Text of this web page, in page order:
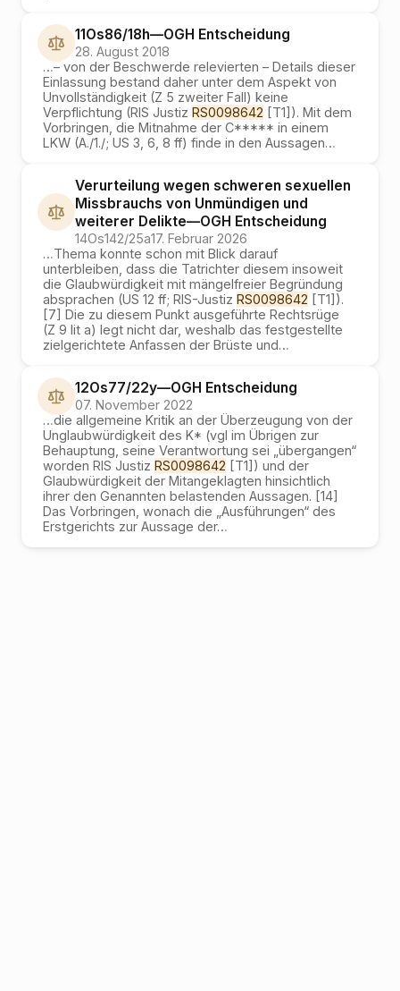
11Os86/18h—OGH Entscheidung
28. August 2018
…– von der Beschwerde relevierten – Details dieser
Einlassung bestand daher unter dem Aspekt von
Unvollständigkeit (Z 5 zweiter Fall) keine
Verpflichtung (RIS Justiz RS0098642 [T1]). Mit dem
Vorbringen, die Mitnahme der C***** in einem
LKW (A./1./; US 3, 6, 8 ff) finde in den Aussagen…
Verurteilung wegen schweren sexuellen
Missbrauchs von Unmündigen und
weiterer Delikte—OGH Entscheidung
14Os142/25a17. Februar 2026
…Thema konnte schon mit Blick darauf
unterbleiben, dass die Tatrichter diesem insoweit
die Glaubwürdigkeit mit mängelfreier Begründung
absprachen (US 12 ff; RIS-Justiz RS0098642 [T1]).
[7] Die zu diesem Punkt ausgeführte Rechtsrüge
(Z 9 lit a) legt nicht dar, weshalb das festgestellte
zielgerichtete Anfassen der Brüste und…
12Os77/22y—OGH Entscheidung
07. November 2022
…die allgemeine Kritik an der Überzeugung von der
Unglaubwürdigkeit des K* (vgl im Übrigen zur
Behauptung, seine Verantwortung sei „übergangen“
worden RIS Justiz RS0098642 [T1]) und der
Glaubwürdigkeit der Mitangeklagten hinsichtlich
ihrer den Genannten belastenden Aussagen. [14]
Das Vorbringen, wonach die „Ausführungen“ des
Erstgerichts zur Aussage der…